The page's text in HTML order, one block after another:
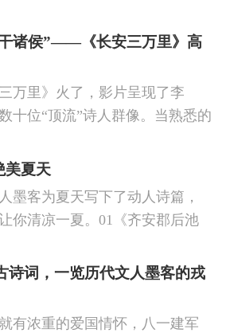
种慷慨激昂的向上精神,和克敌
时,频繁的边塞战争,也使人民不
诸侯”——《长安三万里》高
万里》火了，影片呈现了李
十位“顶流”诗人群像。当熟悉的
背几首？快来（预）习。
美夏天
墨客为夏天写下了动人诗篇，
你清凉一夏。01《齐安郡后池
鸯相对浴红衣。
诗词，一览历代文人墨客的戎
有浓重的爱国情怀，八一建军